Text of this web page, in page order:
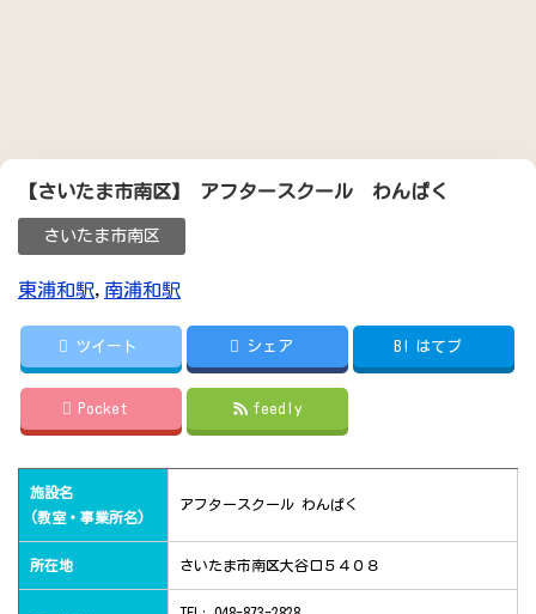
【さいたま市南区】 アフタースクール わんぱく
さいたま市南区
東浦和駅, 南浦和駅
ツイート シェア B! はてブ
Pocket feedly
施設名
(教室・事業所名)
アフタースクール わんぱく
所在地 さいたま市南区大谷口５４０８